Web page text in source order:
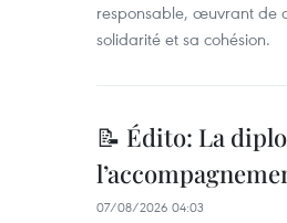
responsable, œuvrant de
solidarité et sa cohésion.
📝 Édito: La
07/08/2026 04:03